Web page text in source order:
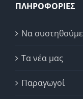
ΠΛΗΡΟΦΟΡΙΕΣ
Να συστηθούμε
Τα νέα μας
Παραγωγοί